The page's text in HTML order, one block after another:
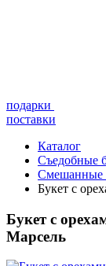
подарки
поставки
Каталог
Съедобные
Смешанные
Букет с
Букет с
Марсель